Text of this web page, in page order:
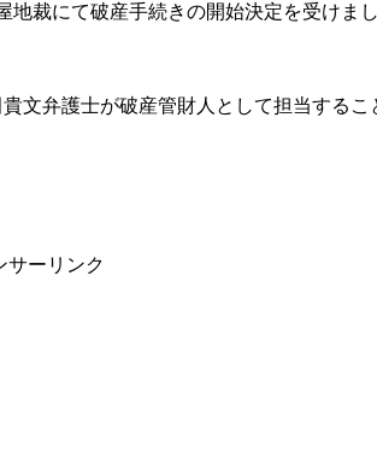
裁にて破産手続きの開始決定を受けまし
文弁護士が破産管財人として担当するこ
サーリンク